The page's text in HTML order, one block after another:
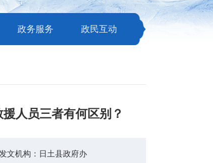
政务服务 政民互动
人员三者有何区别？
发文机构： 日土县政府办